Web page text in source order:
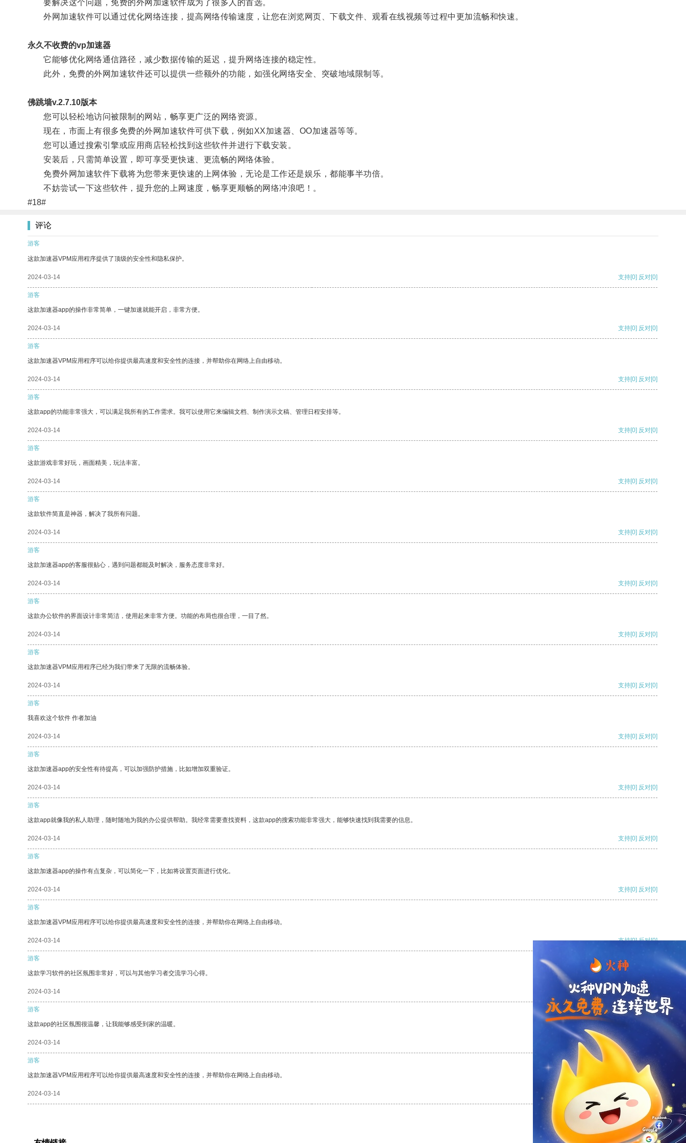
要解决这个问题，免费的外网加速软件成为了很多人的首选。
外网加速软件可以通过优化网络连接，提高网络传输速度，让您在浏览网页、下载文件、观看在线视频等过程中更加流畅和快速。
永久不收费的vp加速器
它能够优化网络通信路径，减少数据传输的延迟，提升网络连接的稳定性。
此外，免费的外网加速软件还可以提供一些额外的功能，如强化网络安全、突破地域限制等。
佛跳墙v.2.7.10版本
您可以轻松地访问被限制的网站，畅享更广泛的网络资源。
现在，市面上有很多免费的外网加速软件可供下载，例如XX加速器、OO加速器等等。
您可以通过搜索引擎或应用商店轻松找到这些软件并进行下载安装。
安装后，只需简单设置，即可享受更快速、更流畅的网络体验。
免费外网加速软件下载将为您带来更快速的上网体验，无论是工作还是娱乐，都能事半功倍。
不妨尝试一下这些软件，提升您的上网速度，畅享更顺畅的网络冲浪吧！。
#18#
评论
游客
这款加速器VPM应用程序提供了顶级的安全性和隐私保护。
2024-03-14 支持[0] 反对[0]
游客
这款加速器app的操作非常简单，一键加速就能开启，非常方便。
2024-03-14 支持[0] 反对[0]
游客
这款加速器VPM应用程序可以给你提供最高速度和安全性的连接，并帮助你在网络上自由移动。
2024-03-14 支持[0] 反对[0]
游客
这款app的功能非常强大，可以满足我所有的工作需求。我可以使用它来编辑文档、制作演示文稿、管理日程安排等。
2024-03-14 支持[0] 反对[0]
游客
这款游戏非常好玩，画面精美，玩法丰富。
2024-03-14 支持[0] 反对[0]
游客
这款软件简直是神器，解决了我所有问题。
2024-03-14 支持[0] 反对[0]
游客
这款加速器app的客服很贴心，遇到问题都能及时解决，服务态度非常好。
2024-03-14 支持[0] 反对[0]
游客
这款办公软件的界面设计非常简洁，使用起来非常方便。功能的布局也很合理，一目了然。
2024-03-14 支持[0] 反对[0]
游客
这款加速器VPM应用程序已经为我们带来了无限的流畅体验。
2024-03-14 支持[0] 反对[0]
游客
我喜欢这个软件 作者加油
2024-03-14 支持[0] 反对[0]
游客
这款加速器app的安全性有待提高，可以加强防护措施，比如增加双重验证。
2024-03-14 支持[0] 反对[0]
游客
这款app就像我的私人助理，随时随地为我的办公提供帮助。我经常需要查找资料，这款app的搜索功能非常强大，能够快速找到我需要的信息。
2024-03-14 支持[0] 反对[0]
游客
这款加速器app的操作有点复杂，可以简化一下，比如将设置页面进行优化。
2024-03-14 支持[0] 反对[0]
游客
这款加速器VPM应用程序可以给你提供最高速度和安全性的连接，并帮助你在网络上自由移动。
2024-03-14 支持[0] 反对[0]
游客
这款学习软件的社区氛围非常好，可以与其他学习者交流学习心得。
2024-03-14 支持[0] 反对
游客
这款app的社区氛围很温馨，让我能够感受到家的温暖。
2024-03-14 支持
游客
这款加速器VPM应用程序可以给你提供最高速度和安全性的连接，并帮助你在网络上自由移动。
2024-03-14 支持 反对 [0]